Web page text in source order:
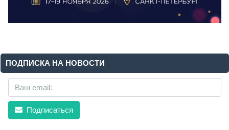
ПОДПИСКА НА НОВОСТИ
Подписаться